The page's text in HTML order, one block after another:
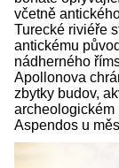
včetně
Turecké riviéře
antickému
nádherného
Apollonova
zbytky budov,
archeologickém
Aspendos u